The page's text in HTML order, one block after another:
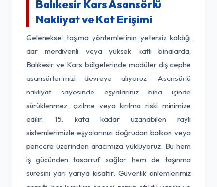
Balıkesir Kars Asansörlü
Nakliyat ve Kat Erişimi
Geleneksel taşıma yöntemlerinin yetersiz kaldığı
dar merdivenli veya yüksek katlı binalarda,
Balıkesir ve Kars bölgelerinde modüler dış cephe
asansörlerimizi devreye alıyoruz. Asansörlü
nakliyat sayesinde eşyalarınız bina içinde
sürüklenmez, çizilme veya kırılma riski minimize
edilir. 15. kata kadar uzanabilen raylı
sistemlerimizle eşyalarınızı doğrudan balkon veya
pencere üzerinden aracımıza yüklüyoruz. Bu hem
iş gücünden tasarruf sağlar hem de taşınma
süresini yarı yarıya kısaltır. Güvenlik önlemlerimiz